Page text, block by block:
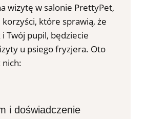
wizytę w salonie PrettyPet,
które sprawią, że
Twój pupil, będziecie
u psiego fryzjera. Oto
nich:
i doświadczenie